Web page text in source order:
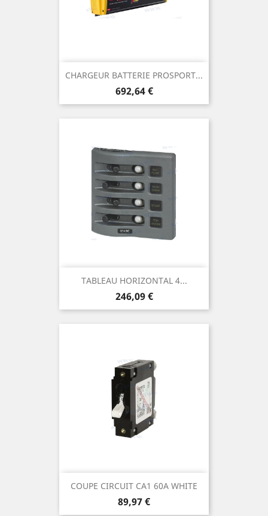
CHARGEUR BATTERIE PROSPORT...
Prix
692,64 €
TABLEAU HORIZONTAL 4...
Prix
246,09 €
COUPE CIRCUIT CA1 60A WHITE
Prix
89,97 €